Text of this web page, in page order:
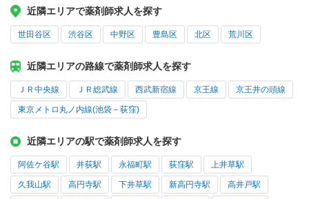
近隣エリアで薬剤師求人を探す
世田谷区 渋谷区 中野区 豊島区 北区 荒川区
近隣エリアの路線で薬剤師求人を探す
ＪＲ中央線 ＪＲ総武線 西武新宿線 京王線 京王井の頭線
東京メトロ丸ノ内線(池袋－荻窪)
近隣エリアの駅で薬剤師求人を探す
阿佐ケ谷駅 井荻駅 永福町駅 荻窪駅 上井草駅
久我山駅 高円寺駅 下井草駅 新高円寺駅 高井戸駅